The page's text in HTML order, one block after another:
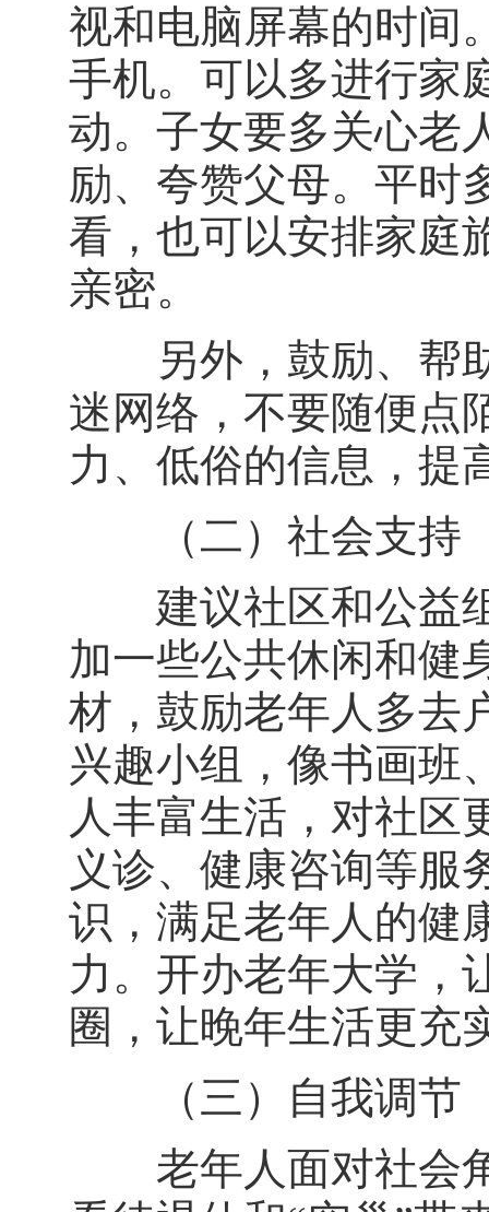
视和电脑屏幕的时间
手机。可以多进行家
动。子女要多关心老
励、夸赞父母。平时
看，也可以安排家庭
亲密。
另外，鼓励、帮助
迷网络，不要随便点
力、低俗的信息，提
（二）社会支持
建议社区和公益组
加一些公共休闲和健
材，鼓励老年人多去
兴趣小组，像书画班
人丰富生活，对社区
义诊、健康咨询等服
识，满足老年人的健
力。开办老年大学，
圈，让晚年生活更充
（三）自我调节
老年人面对社会角